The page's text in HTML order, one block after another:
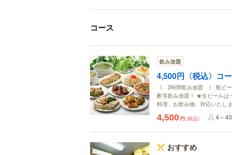
コース
飲み放題
4,500円〈税込〉コ
《 2時間飲み放題 》 瓶ビー
酎等飲み放題！ ★生ビールは
料理、お飲み物、対応いたし
4,500 円 (税込) 4～
おすすめ